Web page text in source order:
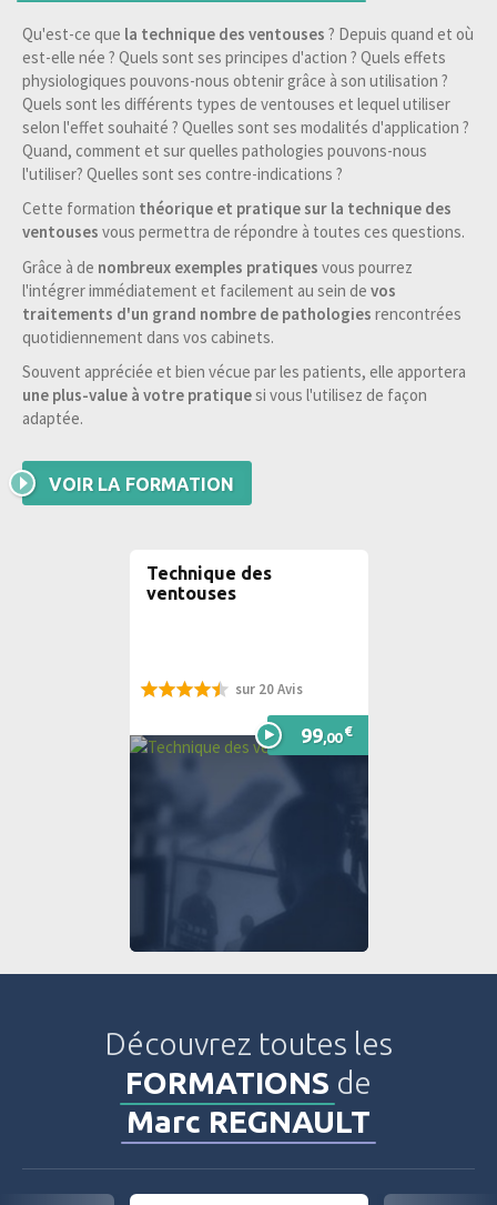
Qu'est-ce que la technique des ventouses ? Depuis quand et où
est-elle née ? Quels sont ses principes d'action ? Quels effets
physiologiques pouvons-nous obtenir grâce à son utilisation ?
Quels sont les différents types de ventouses et lequel utiliser
selon l'effet souhaité ? Quelles sont ses modalités d'application ?
Quand, comment et sur quelles pathologies pouvons-nous
l'utiliser? Quelles sont ses contre-indications ?
Cette formation théorique et pratique sur la technique des
ventouses vous permettra de répondre à toutes ces questions.
Grâce à de nombreux exemples pratiques vous pourrez
l'intégrer immédiatement et facilement au sein de vos
traitements d'un grand nombre de pathologies rencontrées
quotidiennement dans vos cabinets.
Souvent appréciée et bien vécue par les patients, elle apportera
une plus-value à votre pratiquesi vous l'utilisez de façon
adaptée.
VOIR LA FORMATION
Technique des
ventouses
sur 20 Avis
99,00€
Découvrez toutes les
FORMATIONS de
Marc REGNAULT